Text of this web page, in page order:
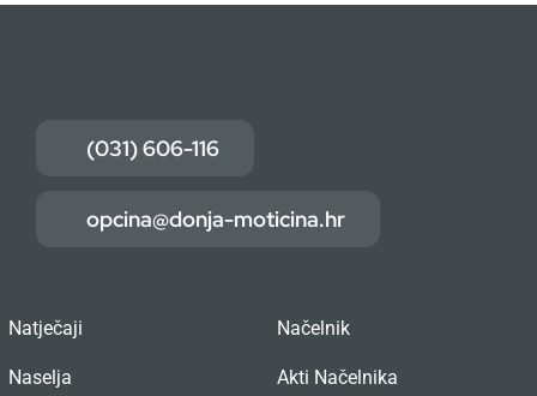
(031) 606-116
opcina@donja-moticina.hr
Natječaji
Naselja
Načelnik
Akti Načelnika